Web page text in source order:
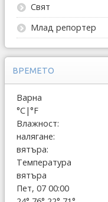
Свят
Млад репортер
ВРЕМЕТО
Варна
°C|°F
Влажност:
налягане:
вятъра:
Температура
вятъра
Пет, 07 00:00